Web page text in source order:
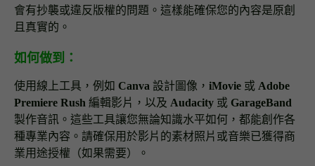
會有抄襲或違反版權的問題。這樣能確保您的內容是原創
且真實的。
如何做到：
使用線上工具，例如 Canva 設計圖像， iMovie 或 Adobe
Premiere Rush 編輯影片，以及 Audacity 或 GarageBand
製作音訊。這些工具讓您無論知識水平如何，都能創作各
種專業內容。請確保用於影片的素材照片或音樂已獲得商
業用途授權（如果需要）。